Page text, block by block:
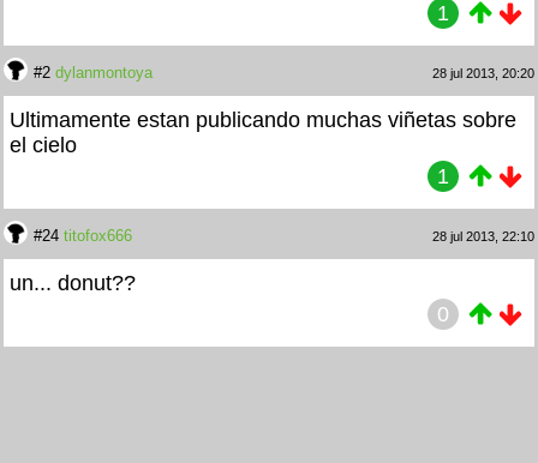
1
#2 dylanmontoya 28 jul 2013, 20:20
Ultimamente estan publicando muchas viñetas sobre
el cielo
1
#24 titofox666 28 jul 2013, 22:10
un... donut??
0